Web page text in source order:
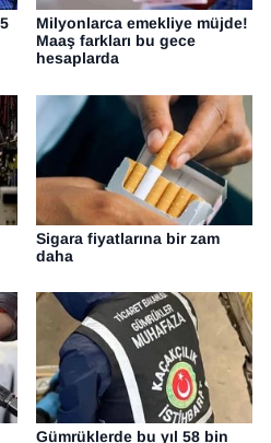
Milyonlarca emekliye müjde!
Maaş farkları bu gece
hesaplarda
Sigara fiyatlarına bir zam
daha
Gümrüklerde bu yıl 58 bin